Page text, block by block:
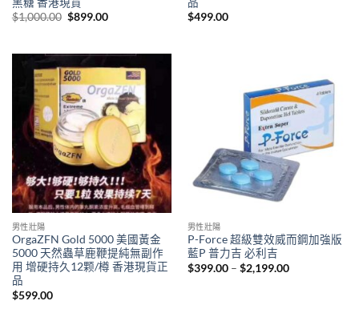
$1,000.00 Original
$899.00Current
$499.00
男性壯陽
OrgaZFN Gold 5000 美國黃金
5000 天然蟲草鹿鞭提純無副作
用 增硬持久12颗/樽 香港現貨正
品
$599.00
男性壯陽
P-Force 超級雙效威而鋼加強版
藍P 普力吉 必利吉
$399.00 – $2,199.00Price